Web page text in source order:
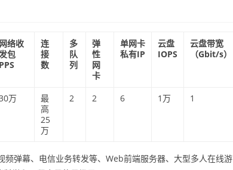
网络收
发包
PPS
连
接
数
多
队
列
弹
性
网
卡
单网卡
私有IP
云盘
IOPS
云盘带宽
（Gbit/s）
万
最
高
25
万
2 2 6 1万 1
弹幕、电信业务转发等、Web前端服务器、大型多人在线游